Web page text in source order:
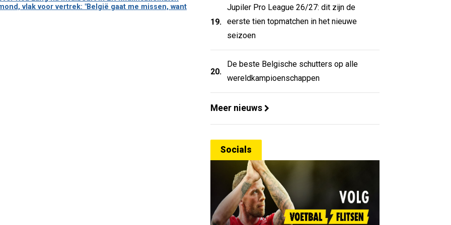
vlak voor vertrek: "België gaat me missen, want
19.
Jupiler Pro League 26/27: dit zijn de
eerste tien topmatchen in het nieuwe
seizoen
20.
De beste Belgische schutters op alle
wereldkampioenschappen
Meer nieuws
Socials